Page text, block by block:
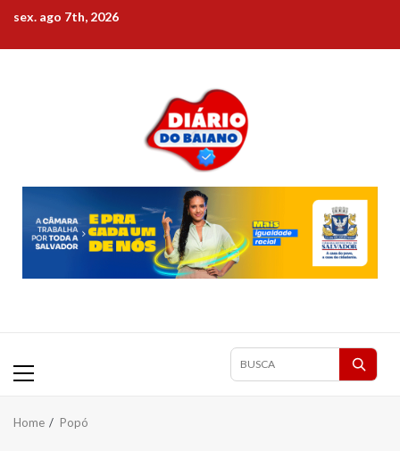
content
sex. ago 7th, 2026
Primary
Pesquisar
Home Popó